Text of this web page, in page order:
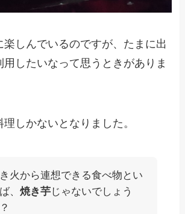
楽しんでいるのですが、たまに出
用したいなって思うときがありま
しかないとなりました。
火から連想できる食べ物とい
、焼き芋じゃないでしょう